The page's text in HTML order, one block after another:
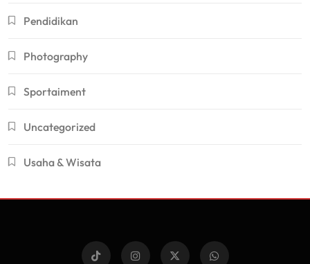
Pendidikan
Photography
Sportaiment
Uncategorized
Usaha & Wisata